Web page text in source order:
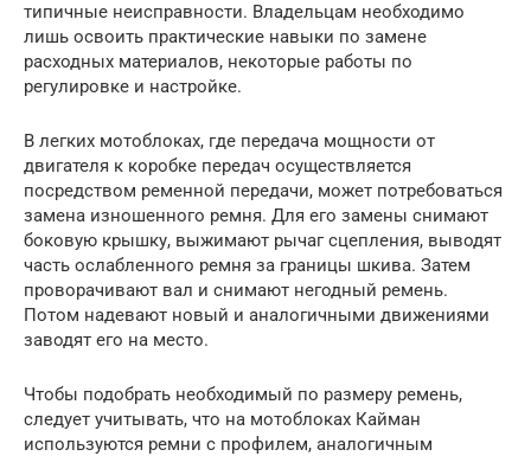
типичные неисправности. Владельцам необходимо
лишь освоить практические навыки по замене
расходных материалов, некоторые работы по
регулировке и настройке.
В легких мотоблоках, где передача мощности от
двигателя к коробке передач осуществляется
посредством ременной передачи, может потребоваться
замена изношенного ремня. Для его замены снимают
боковую крышку, выжимают рычаг сцепления, выводят
часть ослабленного ремня за границы шкива. Затем
проворачивают вал и снимают негодный ремень.
Потом надевают новый и аналогичными движениями
заводят его на место.
Чтобы подобрать необходимый по размеру ремень,
следует учитывать, что на мотоблоках Кайман
используются ремни с профилем, аналогичным